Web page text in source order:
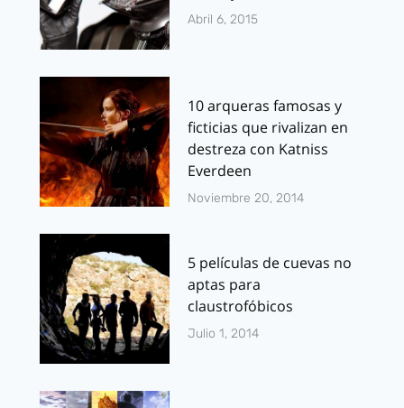
Abril 6, 2015
10 arqueras famosas y
ficticias que rivalizan en
destreza con Katniss
Everdeen
Noviembre 20, 2014
5 películas de cuevas no
aptas para
claustrofóbicos
Julio 1, 2014